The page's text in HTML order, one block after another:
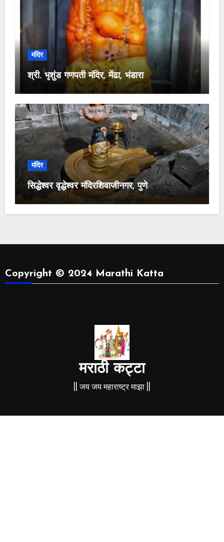
मंदिर
श्री. भृशुंड गणपती मंदिर, मेंढा, भंडारा
मंदिर
सिद्धेश्वर वृद्धेश्वर मंदिरशिवाजीनगर, पुणे
Copyright © 2024 Marathi Katta
मराठी कट्टा
|| जय जय महाराष्ट्र माझा ||